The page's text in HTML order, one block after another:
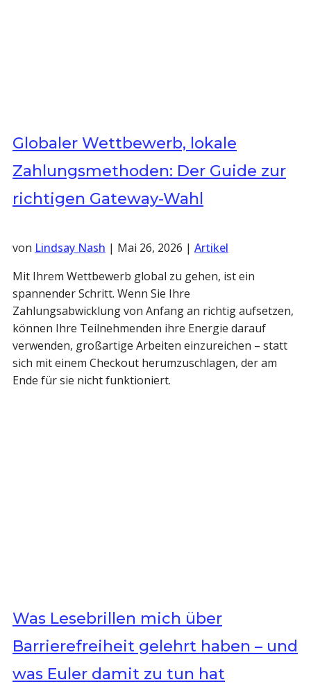
Globaler Wettbewerb, lokale
Zahlungsmethoden: Der Guide zur
richtigen Gateway-Wahl
von Lindsay Nash | Mai 26, 2026 | Artikel
Mit Ihrem Wettbewerb global zu gehen, ist ein
spannender Schritt. Wenn Sie Ihre
Zahlungsabwicklung von Anfang an richtig aufsetzen,
können Ihre Teilnehmenden ihre Energie darauf
verwenden, großartige Arbeiten einzureichen – statt
sich mit einem Checkout herumzuschlagen, der am
Ende für sie nicht funktioniert.
Was Lesebrillen mich über
Barrierefreiheit gelehrt haben – und
was Euler damit zu tun hat